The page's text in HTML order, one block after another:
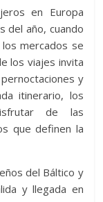
en Europa
del año, cuando
mercados se
los viajes invita
y
itinerario, los
de las
que definen la
del Báltico y
y llegada en